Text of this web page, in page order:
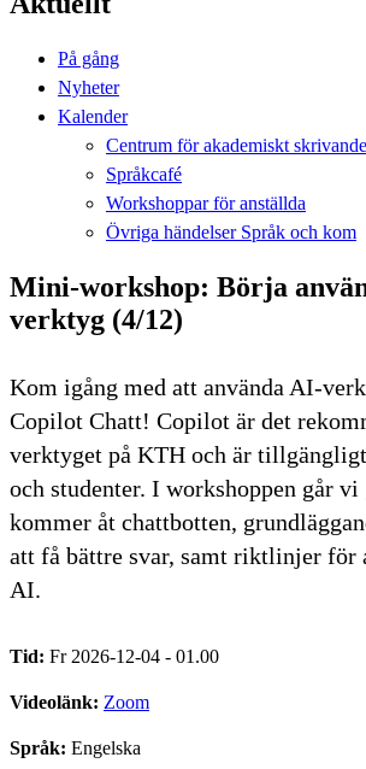
På gång
Nyheter
Kalender
Centrum för akademiskt skrivande
Språkcafé
Workshoppar för anställda
Övriga händelser Språk och kom
Mini-workshop: Börja
verktyg (4/12)
Kom igång med att använda AI-
Copilot Chatt! Copilot är det
verktyget på KTH och är
och studenter. I workshoppen går vi
kommer åt chattbotten,
att få bättre svar, samt riktlinjer för
AI.
Tid: Fr 2026-12-04 - 01.00
Videolänk: Zoom
Språk: Engelska